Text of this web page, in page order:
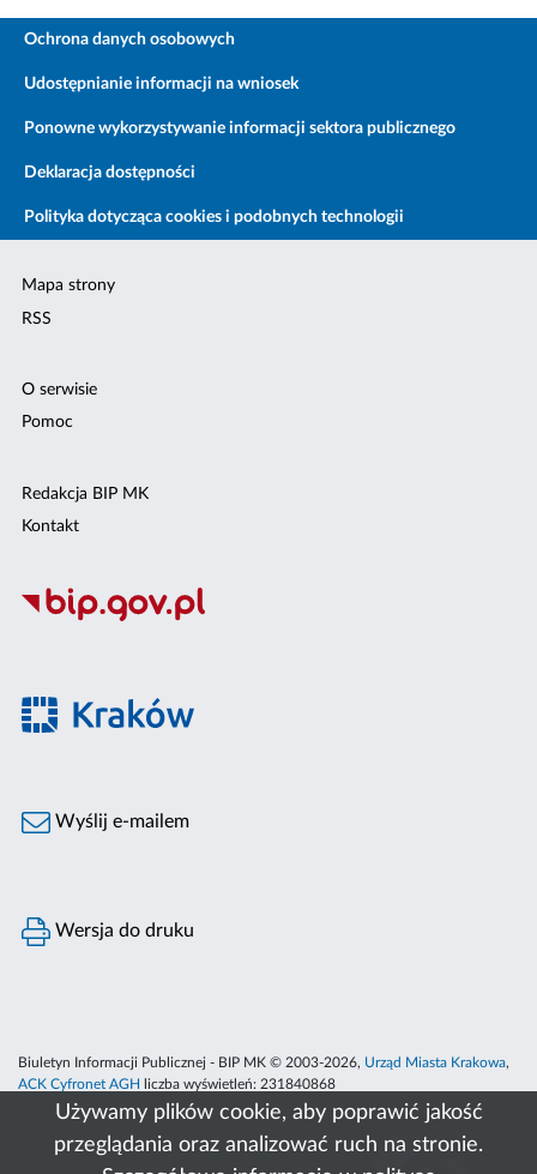
Używamy plików cookie, aby poprawić jakość
przeglądania oraz analizować ruch na stronie.
Ochrona danych osobowych
Udostępnianie informacji na wniosek
Ponowne wykorzystywanie informacji sektora publicznego
Deklaracja dostępności
Polityka dotycząca cookies i podobnych technologii
Mapa strony
RSS
O serwisie
Pomoc
Redakcja BIP MK
Kontakt
Wyślij e-mailem
Wersja do druku
Biuletyn Informacji Publicznej - BIP MK © 2003-2026, Urząd Miasta Krakowa,
ACK Cyfronet AGH
liczba wyświetleń: 231840868